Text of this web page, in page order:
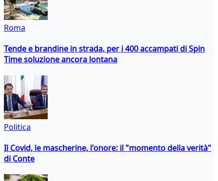
Roma
Tende e brandine in strada, per i 400 accampati di Spin
Time soluzione ancora lontana
Politica
Il Covid, le mascherine, l'onore: il "momento della verità"
di Conte